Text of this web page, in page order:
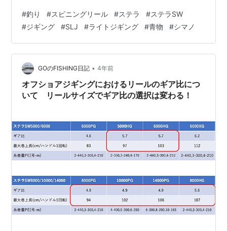
と関係ないレビューは省いています。※レビューは随時更
新していきます。
#釣り #スピニングリール #ステラ #ステラSW
#ジギング #SLJ #ライトジギング #青物 #シマノ
GOのFISHING日記 • 4年前
オフショアジギングにおけるリールのギア比につ
いて リールサイズでギア比の選択は変わる！